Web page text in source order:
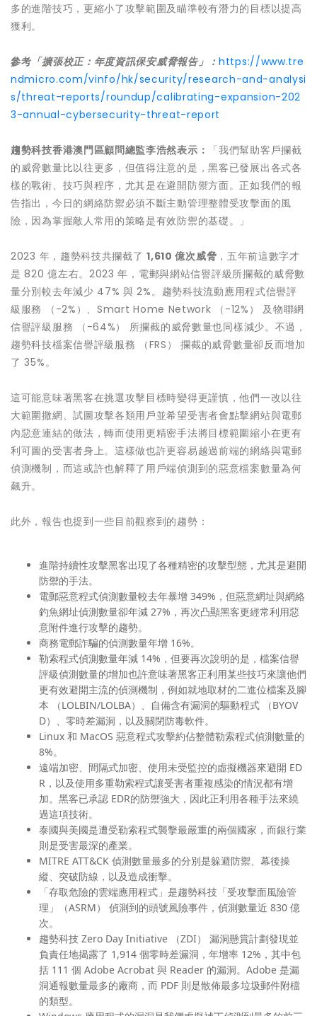
多的進階技巧，更縮小了攻擊範圍及瞄準較有潛力的目標以提高
獲利。
參考 「擴張校正：年度資訊保安威脅報告」：https://www.tre
ndmicro.com/vinfo/hk/security/research-and-analysi
s/threat-reports/roundup/calibrating-expansion-202
3-annual-cybersecurity-threat-report
趨勢科技香港澳門區顧問總監李浩然表示：
「我們幫助客戶攔截
的威脅數量比以往更多，但值得注意的是，黑客已發展出各式各
樣的戰術、技巧與程序，尤其是在避開防禦方面。正如我們的報
告指出，今日的網絡防禦必須不斷主動管理整體受攻擊面的風
險，因為掌握敵人常用的策略是有效防禦的基礎。」
2023 年，趨勢科技共攔截了1,610 億次威脅 ，五年前這數字才
是 820 億左右。2023 年，電郵與網站信譽評級所攔截的威脅數
量分別較去年減少 47% 與 2%。趨勢科技流動應用程式信譽評
級服務 （-2%）、Smart Home Network （-12%） 及物聯網
信譽評級服務 （-64%） 所攔截的威脅數量也同樣減少。不過，
趨勢科技檔案信譽評級服務 （FRS） 攔截的威脅數量卻反而增加
了 35%。
這可能意味著黑客在挑選攻擊目標時變得更謹慎，他們一改以往
大範圍撒網、試圖攻擊各類用戶並希望受害者會點擊網站與電郵
內惡意連結的做法，轉而使用更精密手法將目標範圍縮小在更有
利可圖的受害者身上。這樣做也許更容易越過前端的網絡與電郵
偵測機制，而這或許也解釋了用戶端偵測到的惡意檔案數量為何
飆升。
此外，報告也提到一些目前觀察到的趨勢：
進階持續性攻擊黑客出現了各種精密的攻擊型態，尤其是避開
防禦的手法。
電郵惡意程式偵測數量較去年暴增 349%，但惡意網址與網絡
釣魚網址偵測數量卻年減 27%，再次凸顯黑客更經常利用惡
意附件進行攻擊的趨勢。
商務電郵詐騙的偵測數量年增 16%。
勒索程式偵測數量年減 14%，但要再次說明的是，檔案信譽
評級偵測數量的增加也許意味著黑客正利用某些技巧來讓他們
更有效避開主流的偵測機制，例如就地取材的二進位檔案及腳
本 （LOLBIN/LOLBA）、自備含有漏洞的驅動程式 （BYOV
D）、零時差漏洞，以及關閉防毒軟件。
Linux 和 MacOS 惡意程式攻擊約佔整體勒索程式偵測數量的
8%。
遠端加密、間隔式加密、使用未受監控的虛擬機器來避開 ED
R，以及使用多重勒索程式讓受害者重複感染的情況都有增
加。黑客已承認 EDR的防禦強大，因此正利用各種手法來繞
過這項技術。
泰國與美國是遭受勒索程式襲擊最嚴重的兩個國家，而銀行業
則是受害最深的產業。
MITRE ATT&CK 偵測數量最多的分別是躲避防禦、幕後操
縱、突破防線，以及造成衝擊。
「存取危險的雲端應用程式」是趨勢科技「受攻擊面風險管
理」（ASRM） 偵測到的頭號風險事件，偵測數量近 830 億
次。
趨勢科技 Zero Day Initiative （ZDI） 漏洞懸賞計劃發現並
負責任地揭露了 1,914 個零時差漏洞，年增率 12%，其中包
括 111 個 Adobe Acrobat 與 Reader 的漏洞。Adobe 是漏
洞通報數量最多的廠商，而 PDF 則是散佈最多垃圾郵件附檔
的類型。